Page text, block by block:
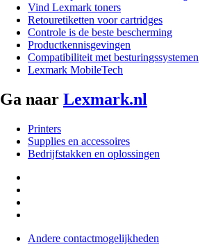
Vind Lexmark toners
Retouretiketten voor cartridges
Controle is de beste bescherming
Productkennisgevingen
Compatibiliteit met besturingssystemen
Lexmark MobileTech
Ga naar Lexmark.nl
Printers
Supplies en accessoires
Bedrijfstakken en oplossingen
Andere contactmogelijkheden